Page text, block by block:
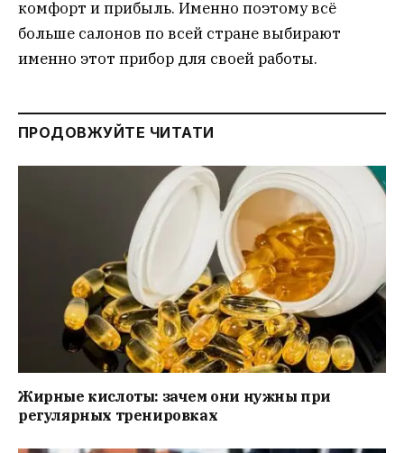
комфорт и прибыль. Именно поэтому всё
больше салонов по всей стране выбирают
именно этот прибор для своей работы.
ПРОДОВЖУЙТЕ ЧИТАТИ
Жирные кислоты: зачем они нужны при
регулярных тренировках